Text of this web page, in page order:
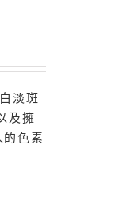
淡斑
及擁
色素